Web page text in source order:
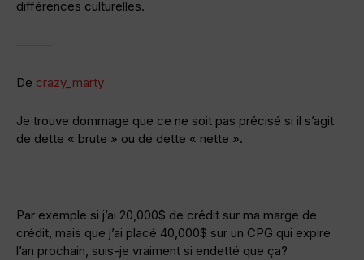
différences culturelles.
———
De crazy_marty
Je trouve dommage que ce ne soit pas précisé si il s’agit
de dette « brute » ou de dette « nette ».
Par exemple si j’ai 20,000$ de crédit sur ma marge de
crédit, mais que j’ai placé 40,000$ sur un CPG qui expire
l’an prochain, suis-je vraiment si endetté que ça?